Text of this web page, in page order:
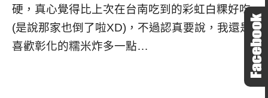
硬，真心覺得比上次在台南吃到的彩虹白粿好吃
(是說那家也倒了啦XD)，不過認真要說，我還是
喜歡彰化的糯米炸多一點…